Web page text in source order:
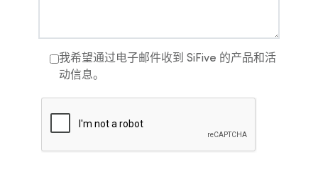
我希望通过电子邮件收到 SiFive 的产品和活
动信息。